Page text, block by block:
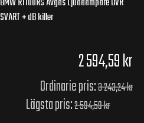
BMW R1100RS Avgas Ljuddämpare OVR
SVART + dB killer
2 594,59 kr
Ordinarie pris:3 243,24 kr
Lägsta pris:2 594,59 kr